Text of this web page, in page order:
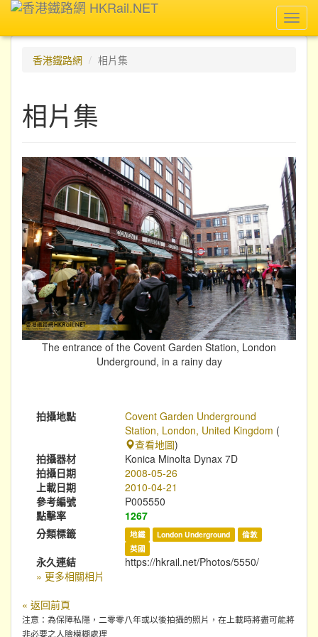
香港鐵路網
相片集
相片集
The entrance of the Covent Garden Station, London
Underground, in a rainy day
拍攝地點
Covent Garden Underground
Station, London, United Kingdom (
查看地圖)
拍攝器材
Konica Minolta Dynax 7D
拍攝日期
2008-05-26
上載日期
2010-04-21
參考編號
P005550
點擊率
1267
分類標籤
地鐵 London Underground
倫敦
英國
永久連結
https://hkrail.net/Photos/5550/
» 更多相關相片
« 返回前頁
注意：為保障私隱，二零零八年或以後拍攝的照片，在上載時將盡可能將
非必要之人臉模糊處理